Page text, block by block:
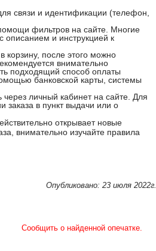
связи и идентификации (телефон,
фильтров на сайте. Многие
описанием и инструкцией к
корзину, после этого можно
внимательно
подходящий способ оплаты
банковской карты, системы
через личный кабинет на сайте. Для
заказа в пункт выдачи или о
открывает новые
внимательно изучайте правила
Опубликовано: 23 июля 2022г.